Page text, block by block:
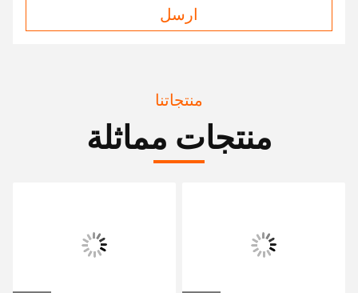
ارسل
منتجاتنا
منتجات مماثلة